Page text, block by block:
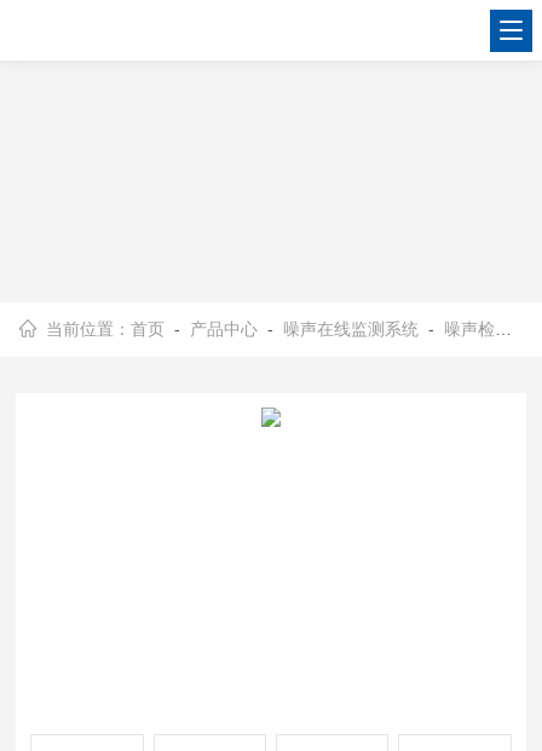
当前位置：首页 - 产品中心 - 噪声在线监测系统 - 噪声检测仪